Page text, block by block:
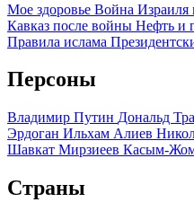
Мое здоровье Война Израиля
Кавказ после войны Нефть и
Правила ислама
Персоны
Владимир Путин Дональд
Эрдоган Ильхам Алиев
Шавкат Мирзиеев Касым-
Страны